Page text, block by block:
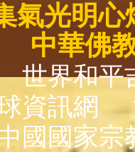
氣光明心
中華佛
世界和平
資訊網
國國家宗